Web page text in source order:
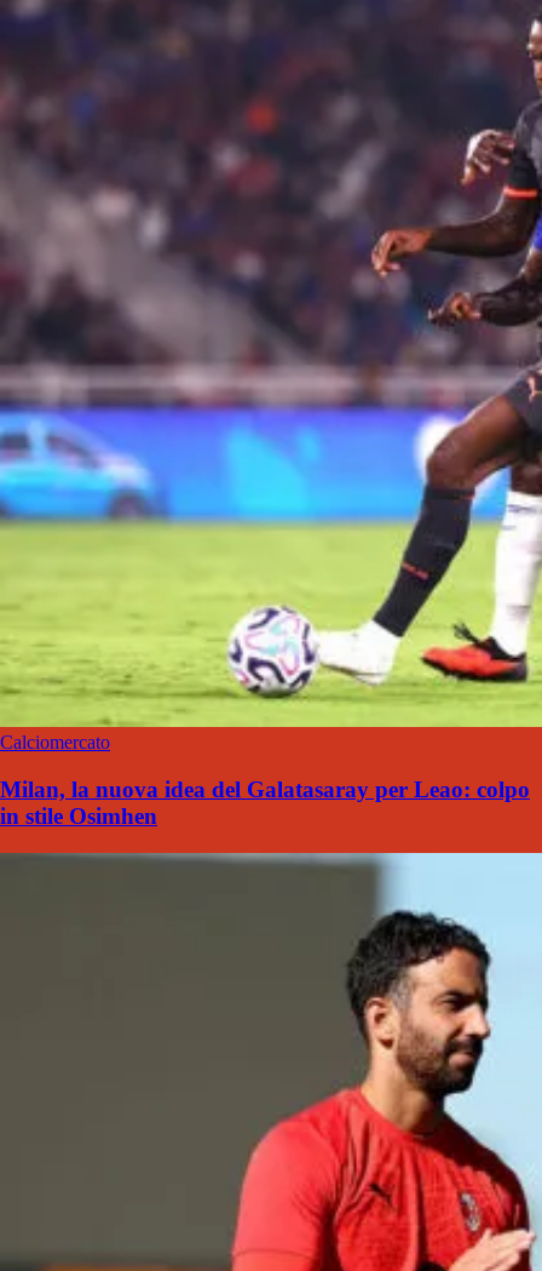
Calciomercato
Milan, la nuova idea del Galatasaray per Leao: colpo
in stile Osimhen